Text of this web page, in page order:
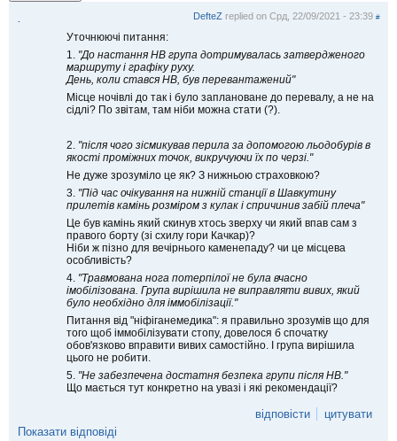
DefteZ replied on Срд, 22/09/2021 - 23:39 #
Уточнюючі питання:
1. "До настання НВ група дотримувалась затвердженого
маршруту і графіку руху.
День, коли стався НВ, був перевантажений"
Місце ночівлі до так і було заплановане до перевалу, а не на
сідлі? По звітам, там ніби можна стати (?).
2. "після чого зісмикував перила за допомогою льодобурів в
якості проміжних точок, викручуючи їх по черзі."
Не дуже зрозуміло це як? З нижньою страховкою?
3. "Під час очікування на нижній станції в Шавкутину
прилетів камінь розміром з кулак і спричинив забій плеча"
Це був камінь який скинув хтось зверху чи який впав сам з
правого борту (зі схилу гори Качкар)?
Ніби ж пізно для вечірнього каменепаду? чи це місцева
особливість?
4. "Травмована нога потерпілої не була вчасно
імобілізована. Група вирішила не виправляти вивих, який
було необхідно для іммобілізації."
Питання від "ніфіганемедика": я правильно зрозумів що для
того щоб іммобілізувати стопу, довелося б спочатку
обов'язково вправити вивих самостійно. І група вирішила
цього не робити.
5. "Не забезпечена достатня безпека групи після НВ."
Що мається тут конкретно на увазі і які рекомендації?
відповісти
цитувати
Показати відповіді